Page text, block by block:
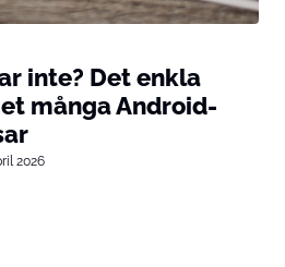
inte? Det enkla
många Android-
2026